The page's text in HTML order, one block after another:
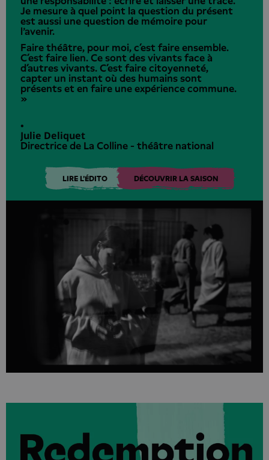
Je mesure à quel point la question du présent
est aussi une question de mémoire pour
l'avenir.
Faire théâtre, pour moi, c’est faire ensemble.
C’est faire lien. Ce sont des vivants face à
d’autres vivants. C’est faire citoyenneté,
capter un instant où des humains sont
présents et en faire une expérience commune.
»
•
Julie Deliquet
Directrice de La Colline - théâtre national
LIRE L'ÉDITO DÉCOUVRIR LA SAISON